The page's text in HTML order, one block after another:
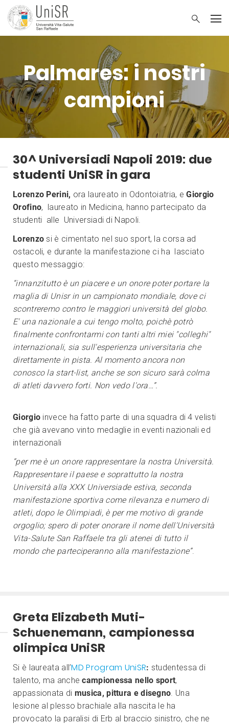
Palmares: i nostri
campioni
30^ Universiadi Napoli 2019: due
studenti UniSR in gara
Lorenzo Perini, ora laureato in Odontoiatria, eGiorgio
Orofino, laureato in Medicina, hanno partecipato da
studenti alle Universiadi di Napoli.
Lorenzosi è cimentato nel suo sport, la corsa ad
ostacoli, e durante la manifestazione ci ha lasciato
questo messaggio:
“innanzitutto è un piacere e un onore poter portare la
maglia di Unisr in un campionato mondiale, dove ci
scontreremo contro le maggiori università del globo.
E' una nazionale a cui tengo molto, poichè potrò
finalmente confrontarmi con tanti altri miei "colleghi"
internazionali, sia sull'esperienza universitaria che
direttamente in pista. Al momento ancora non
conosco la start-list, anche se son sicuro sarà colma
di atleti davvero forti. Non vedo l'ora…”.
Giorgio invece ha fatto parte di una squadra di 4 velisti
che già avevano vinto medaglie in eventi nazionali ed
internazionali
“per me è un onore rappresentare la nostra Università.
Rappresentare il paese e soprattutto la nostra
Università alla XXX Universiade estiva, seconda
manifestazione sportiva come rilevanza e numero di
atleti, dopo le Olimpiadi, è per me motivo di grande
orgoglio; spero di poter onorare il nome dell'Università
Vita-Salute San Raffaele tra gli atenei di tutto il
mondo che parteciperanno alla manifestazione”.
Greta Elizabeth Muti-
Schuenemann, campionessa
olimpica UniSR
Si è laureata all’MD Program UniSR: studentessa di
talento, ma anchecampionessa nello sport,
appassionata di musica, pittura e disegno. Una
lesione al plesso brachiale alla nascita le ha
provocato la paralisi di Erb al braccio sinistro, che ne